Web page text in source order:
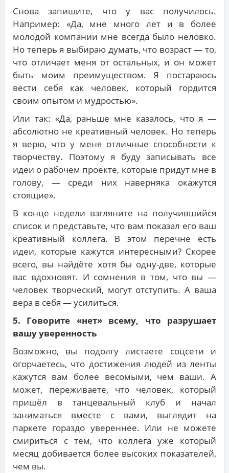
Снова запишите, что у вас получилось.
Например: «Да, мне много лет и в более
молодой компании мне всегда было неловко.
Но теперь я выбираю думать, что возраст — то,
что отличает меня от остальных, и он может
быть моим преимуществом. Я постараюсь
вести себя как человек, который гордится
своим опытом и мудростью».
Или так: «Да, раньше мне казалось, что я —
абсолютно не креативный человек. Но теперь
я верю, что у меня отличные способности к
творчеству. Поэтому я буду записывать все
идеи о рабочем проекте, которые придут мне в
голову, — среди них наверняка окажутся
стоящие».
В конце недели взгляните на получившийся
список и представьте, что вам показал его ваш
креативный коллега. В этом перечне есть
идеи, которые кажутся интересными? Скорее
всего, вы найдёте хотя бы одну-две, которые
вас вдохновят. И сомнения в том, что вы —
человек творческий, могут отступить. А ваша
вера в себя — усилиться.
5. Говорите «нет» всему, что разрушает
вашу уверенность
Возможно, вы подолгу листаете соцсети и
огорчаетесь, что достижения людей из ленты
кажутся вам более весомыми, чем ваши. А
может, переживаете, что человек, который
пришёл в танцевальный клуб и начал
заниматься вместе с вами, выглядит на
паркете гораздо увереннее. Или не можете
смириться с тем, что коллега уже который
месяц добивается более высоких показателей,
чем вы.